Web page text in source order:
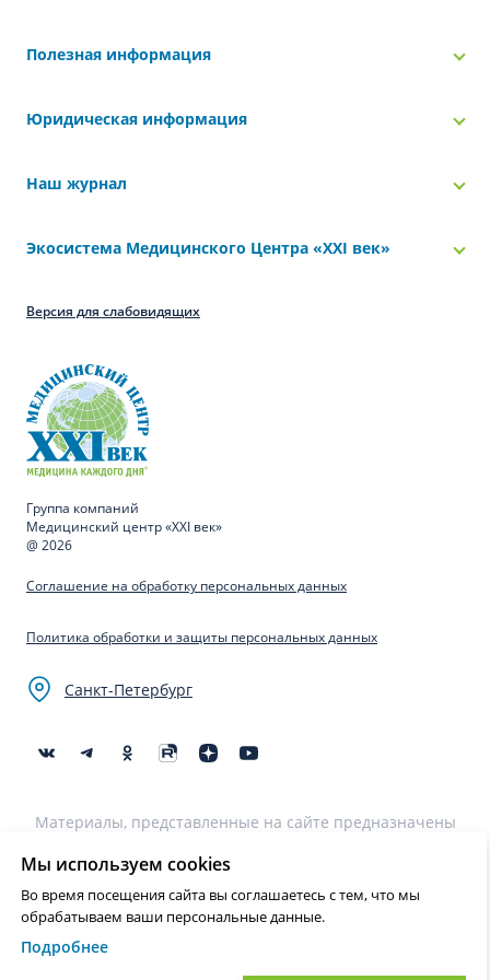
Полезная информация
Юридическая информация
Наш журнал
Экосистема Медицинского Центра «‎XXI век»
Версия для слабовидящих
Группа компаний
Медицинский центр «XXI век»
@ 2026
Соглашение на обработку персональных данных
Политика обработки и защиты персональных данных
Санкт-Петербург
Материалы, представленные на сайте предназначены
использованы для постановки диагноза, назначения
лечения и не являются медицинскими рекомендациями.
Необходима консультация специалиста.
Нашли ошибку? Выделите текст и нажмите Ctrl+Enter или на ссылку
Мы используем cookies
Во время посещения сайта вы соглашаетесь с тем, что мы
обрабатываем ваши персональные данные.
Подробнее